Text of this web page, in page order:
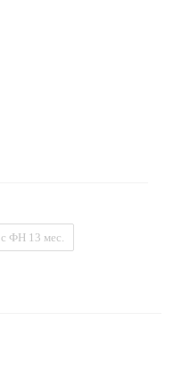
с ФН 13 мес.